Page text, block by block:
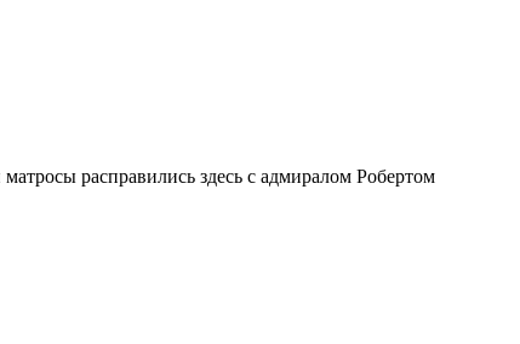
расправились здесь с адмиралом Робертом